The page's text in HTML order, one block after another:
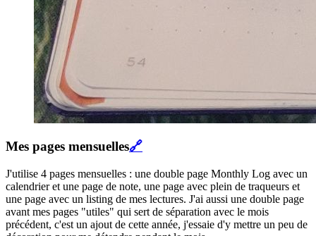
Mes pages mensuelles🔗
J'utilise 4 pages mensuelles : une double page Monthly Log avec un
calendrier et une page de note, une page avec plein de traqueurs et
une page avec un listing de mes lectures. J'ai aussi une double page
avant mes pages "utiles" qui sert de séparation avec le mois
précédent, c'est un ajout de cette année, j'essaie d'y mettre un peu de